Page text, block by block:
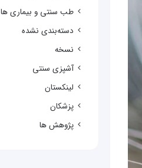
طب سنتی و بیماری ها
دسته‌بندی نشده
نسخه
آشپزی سنتی
لینکستان
پزشکان
پژوهش ها